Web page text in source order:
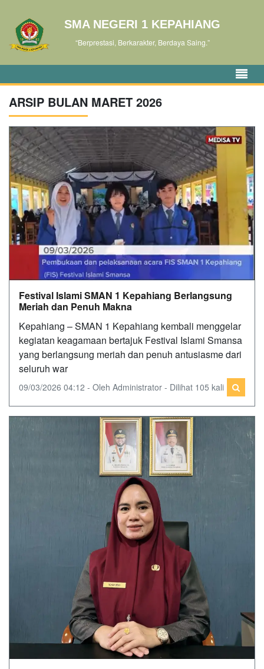
SMA NEGERI 1 KEPAHIANG
“Berprestasi, Berkarakter, Berdaya Saing.”
ARSIP BULAN MARET 2026
Festival Islami SMAN 1 Kepahiang Berlangsung
Meriah dan Penuh Makna
Kepahiang – SMAN 1 Kepahiang kembali menggelar
kegiatan keagamaan bertajuk Festival Islami Smansa
yang berlangsung meriah dan penuh antusiasme dari
seluruh war
09/03/2026 04:12 - Oleh Administrator - Dilihat 105 kali